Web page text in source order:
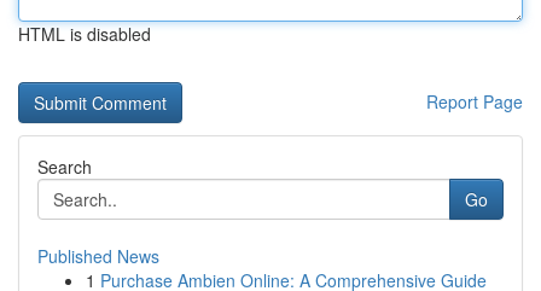
HTML is disabled
Report Page
Search
Go
Published News
1 Purchase Ambien Online: A Comprehensive Guide